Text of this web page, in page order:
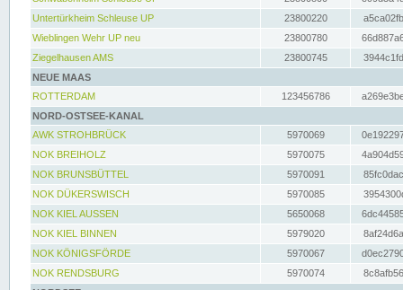
Untertürkheim Schleuse UP
23800220
Wieblingen Wehr UP neu
23800780
Ziegelhausen AMS
23800745
NEUE MAAS
ROTTERDAM
123456786
NORD-OSTSEE-KANAL
AWK STROHBRÜCK
5970069
NOK BREIHOLZ
5970075
NOK BRUNSBÜTTEL
5970091
NOK DÜKERSWISCH
5970085
NOK KIEL AUSSEN
5650068
NOK KIEL BINNEN
5979020
NOK KÖNIGSFÖRDE
5970067
NOK RENDSBURG
5970074